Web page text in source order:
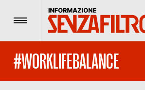
Menu
#WORKLIFEBALANCE